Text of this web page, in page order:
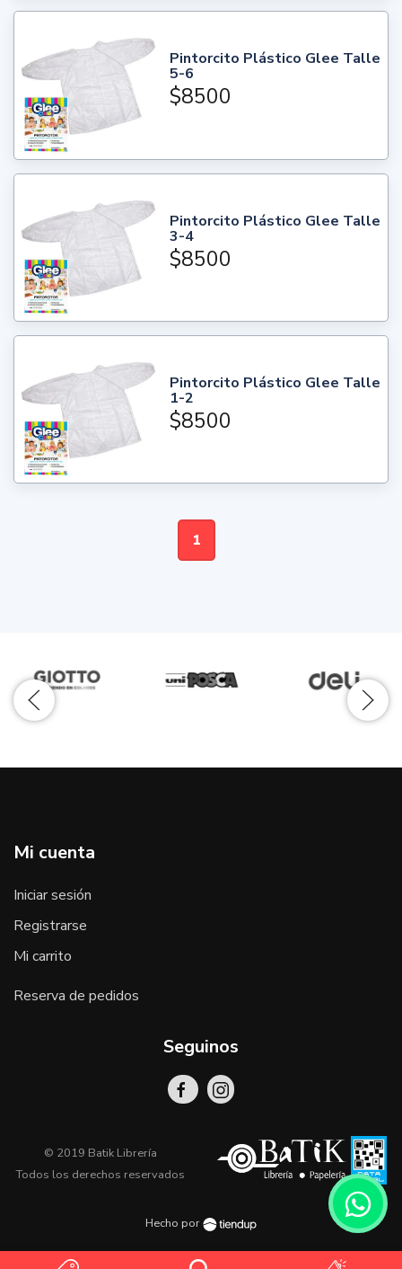
Pintorcito Plástico Glee Talle
5-6
$8500
Pintorcito Plástico Glee Talle
3-4
$8500
Pintorcito Plástico Glee Talle
1-2
$8500
1
Mi cuenta
Iniciar sesión
Registrarse
Mi carrito
Reserva de pedidos
Seguinos
© 2019 Batik Librería
Todos los derechos reservados
Hecho por